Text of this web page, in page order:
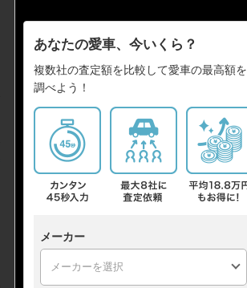
あなたの愛車、今いくら？
複数社の査定額を比較して愛車の最高額を
調べよう！
メーカー